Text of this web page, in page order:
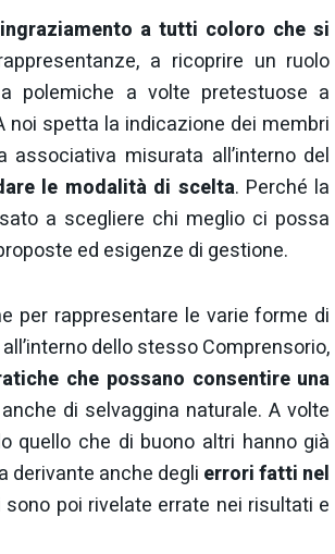
a tutti coloro che si
a ricoprire un ruolo
polemiche a volte pretestuose a
noi spetta la indicazione dei membri
misurata all’interno del
le modalità di scelta. Perché la
a scegliere chi meglio ci possa
ed esigenze di gestione.
per rappresentare le varie forme di
dello stesso Comprensorio,
che possano consentire una
di selvaggina naturale. A volte
quello che di buono altri hanno già
derivante anche degli errori fatti nel
poi rivelate errate nei risultati e